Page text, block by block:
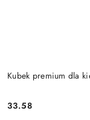
Kubek premium dla
Cena:
33.58